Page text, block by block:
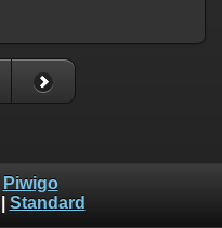
Piwigo
Standard